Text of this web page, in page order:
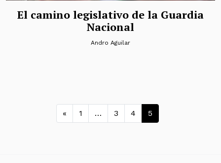
El camino legislativo de la Guardia
Nacional
Andro Aguilar
Navegación de entradas
« 1 … 3 4 5